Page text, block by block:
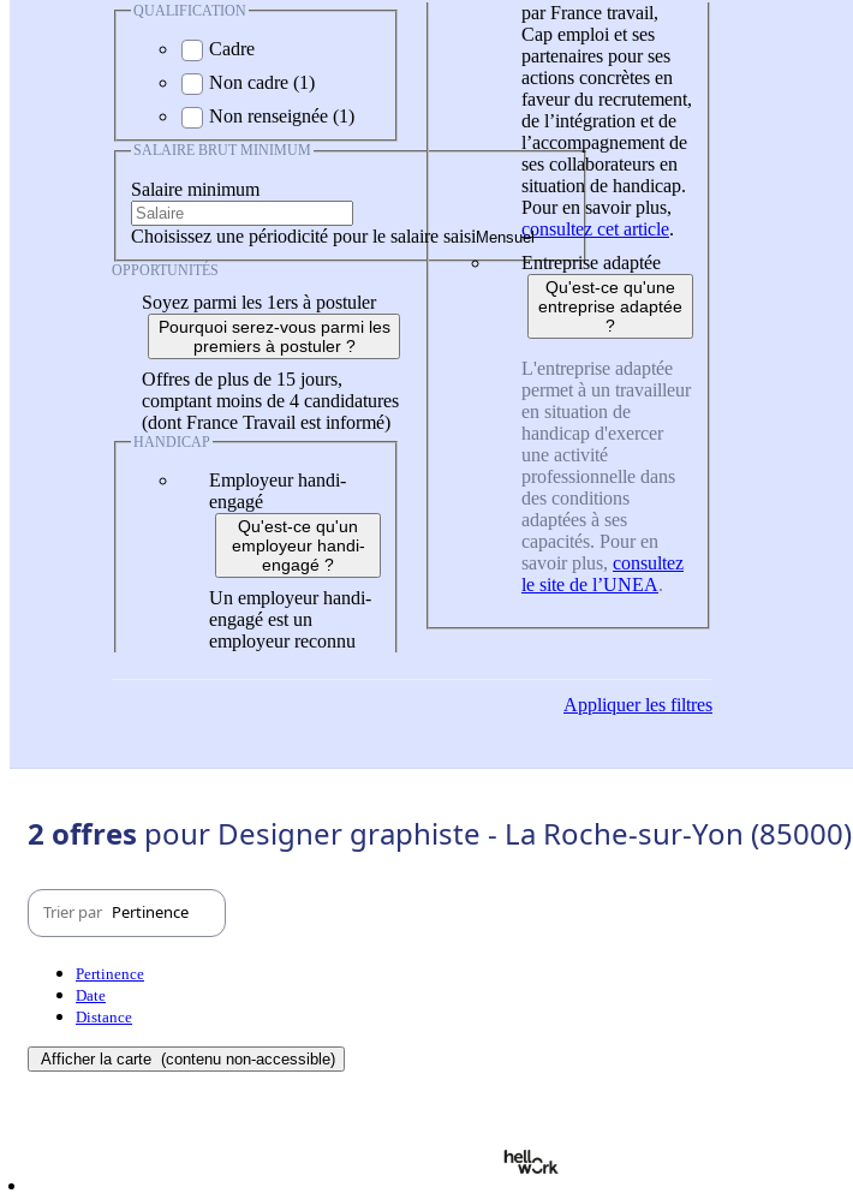
QUALIFICATION
Cadre
Non cadre (1)
Non renseignée (1)
SALAIRE BRUT MINIMUM
Salaire minimum
Choisissez une périodicité pour le salaire saisi
OPPORTUNITÉS
Soyez parmi les 1ers à postuler
Pourquoi serez-vous parmi les
premiers à postuler ?
Offres de plus de 15 jours,
comptant moins de 4 candidatures
(dont France Travail est informé)
HANDICAP
Employeur handi-
engagé
Qu'est-ce qu'un
employeur handi-
engagé ?
Un employeur handi-
engagé est un
employeur reconnu
par France travail,
Cap emploi et ses
partenaires pour ses
actions concrètes en
faveur du recrutement,
de l’intégration et de
l’accompagnement de
ses collaborateurs en
situation de handicap.
Pour en savoir plus,
consultez cet article.
Entreprise adaptée
Qu'est-ce qu'une
entreprise adaptée
?
L'entreprise adaptée
permet à un travailleur
en situation de
handicap d'exercer
une activité
professionnelle dans
des conditions
adaptées à ses
capacités. Pour en
savoir plus, consultez
le site de l’UNEA.
Appliquerles filtres
2 offres pour Designer graphiste - La Roche-sur-Yon (85000)
Trier par Pertinence
Pertinence
Date
Distance
Afficher la carte (contenu non-accessible)